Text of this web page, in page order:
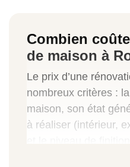
Combien
de maison à
Le prix d’une
nombreux critères :
maison, son état
à réaliser (intérieur,
quelques